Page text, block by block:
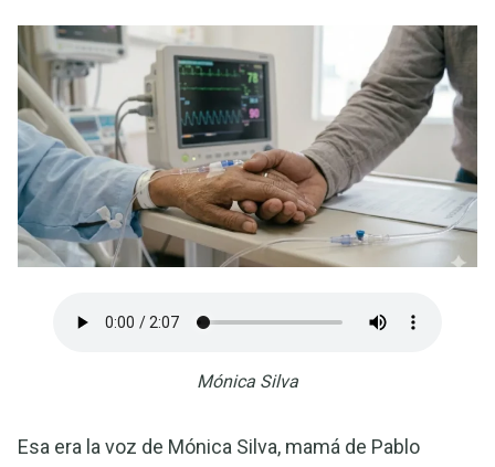
Mónica Silva
Esa era la voz de Mónica Silva, mamá de Pablo